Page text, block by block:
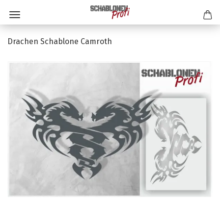
Drachen Schablone Camroth